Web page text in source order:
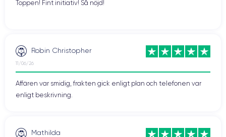
Toppen! Fint initiativ! Så nöjd!
Robin Christopher
11/06/26
Affären var smidig, frakten gick enligt plan och telefonen var
enligt beskrivning.
Mathilda